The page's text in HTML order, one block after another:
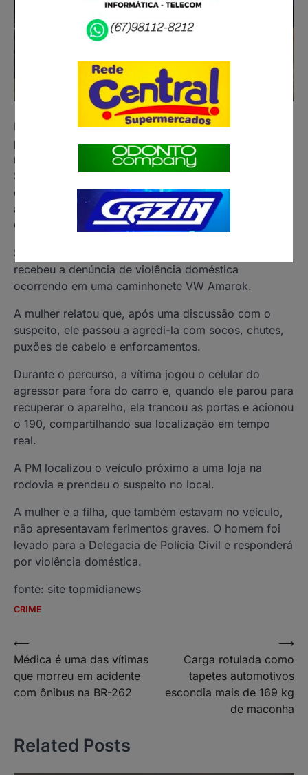
Homem, que não teve a identificação revelada, foi
preso na noite deste sábado (14) por agredir uma
mulher num veículo na BR-163, em Nova Alvorada do
Sul – a 120 quilômetros de Campo Grande. A vítima
conseguiu acionar a Polícia Militar após uma série de
agressões durante o trajeto entre Ponta Porã e
Campo Grande.
Segundo o site Alvorada Informa, a Polícia Militar
recebeu a denúncia de violência doméstica
ocorrendo em uma caminhonete VW Amarok.
A mulher relatou que, após uma discussão com o
suspeito, ele passou a agredi-la com socos, chutes,
puxões de cabelo e enforcamentos.
Durante o percurso, a vítima jogou o celular do
agressor para fora do carro e, quando ele parou para
recuperar o aparelho, ela trancou as portas e acionou
o 190, compartilhando sua localização em tempo
real.
A PM localizou o veículo próximo a uma loja na
rodovia e prendeu o suspeito no local.
A mulher e a filha, que também estavam no veículo,
não apresentavam ferimentos graves. O homem foi
levado para a Delegacia de Polícia Civil e responderá
por violência doméstica.
fonte: site topmidianews
CRIME
Navegação
de
Post
⟵
Médica é uma das vítimas
que morreu em acidente
com ônibus na BR-262
Carga rotulada como
tapetes automotivos
escondia mais de 169 kg
de maconha
⟶
Related Posts